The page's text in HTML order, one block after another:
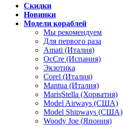
Скидки
Новинки
Модели кораблей
Мы рекомендуем
Для первого раза
Amati (Италия)
OcCre (Испания)
Экзотика
Corel (Италия)
Mantua (Италия)
MarisStella (Хорватия)
Model Airways (США)
Model Shipways (США)
Woody Joe (Япония)